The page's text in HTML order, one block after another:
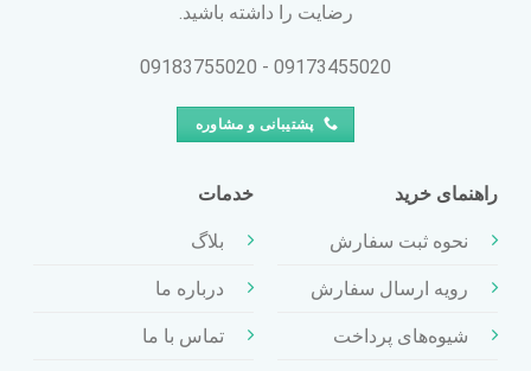
رضایت را داشته باشید.
09173455020 - 09183755020
پشتیبانی و مشاوره
راهنمای خرید
نحوه ثبت سفارش
رویه ارسال سفارش
شیوه‌های پرداخت
خدمات
بلاگ
درباره ما
تماس با ما